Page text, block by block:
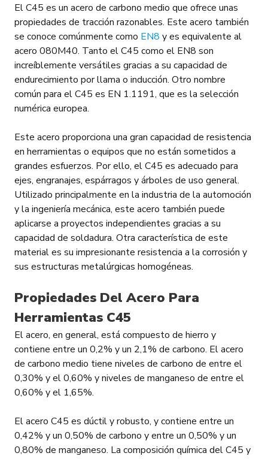
El C45 es un acero de carbono medio que ofrece unas
propiedades de tracción razonables. Este acero también
se conoce comúnmente como EN8 y es equivalente al
acero 080M40. Tanto el C45 como el EN8 son
increíblemente versátiles gracias a su capacidad de
endurecimiento por llama o inducción. Otro nombre
común para el C45 es EN 1.1191, que es la selección
numérica europea.
Este acero proporciona una gran capacidad de resistencia
en herramientas o equipos que no están sometidos a
grandes esfuerzos. Por ello, el C45 es adecuado para
ejes, engranajes, espárragos y árboles de uso general.
Utilizado principalmente en la industria de la automoción
y la ingeniería mecánica, este acero también puede
aplicarse a proyectos independientes gracias a su
capacidad de soldadura. Otra característica de este
material es su impresionante resistencia a la corrosión y
sus estructuras metalúrgicas homogéneas.
Propiedades Del Acero Para
Herramientas C45
El acero, en general, está compuesto de hierro y
contiene entre un 0,2% y un 2,1% de carbono. El acero
de carbono medio tiene niveles de carbono de entre el
0,30% y el 0,60% y niveles de manganeso de entre el
0,60% y el 1,65%.
El acero C45 es dúctil y robusto, y contiene entre un
0,42% y un 0,50% de carbono y entre un 0,50% y un
0,80% de manganeso. La composición química del C45 y